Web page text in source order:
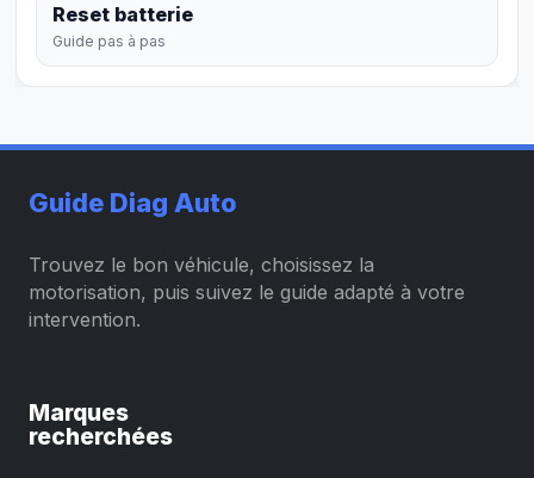
Reset batterie
Guide pas à pas
Guide Diag Auto
Trouvez le bon véhicule, choisissez la
motorisation, puis suivez le guide adapté à votre
intervention.
Marques
recherchées